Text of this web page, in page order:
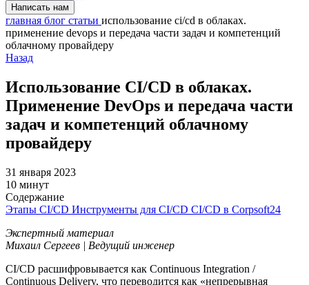
Написать нам
главная блог статьи использование ci/cd в облаках.
применение devops и передача части задач и компетенций
облачному провайдеру
Назад
Использование CI/CD в облаках.
Применение DevOps и передача части
задач и компетенций облачному
провайдеру
31 января 2023
10 минут
Содержание
Этапы CI/CD Инструменты для CI/CD CI/CD в Corpsoft24
Экспертный материал
Михаил Сергеев | Ведущий инженер
CI/CD расшифровывается как Continuous Integration /
Continuous Delivery, что переводится как «непрерывная